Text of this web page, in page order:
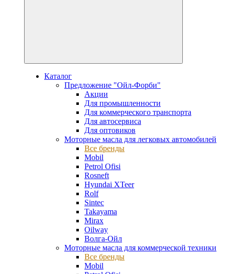
Каталог
Предложение "Ойл-Форби"
Акции
Для промышленности
Для коммерческого транспорта
Для автосервиса
Для оптовиков
Моторные масла для легковых автомобилей
Все бренды
Mobil
Petrol Ofisi
Rosneft
Hyundai XTeer
Rolf
Sintec
Takayama
Mirax
Oilway
Волга-Ойл
Моторные масла для коммерческой техники
Все бренды
Mobil